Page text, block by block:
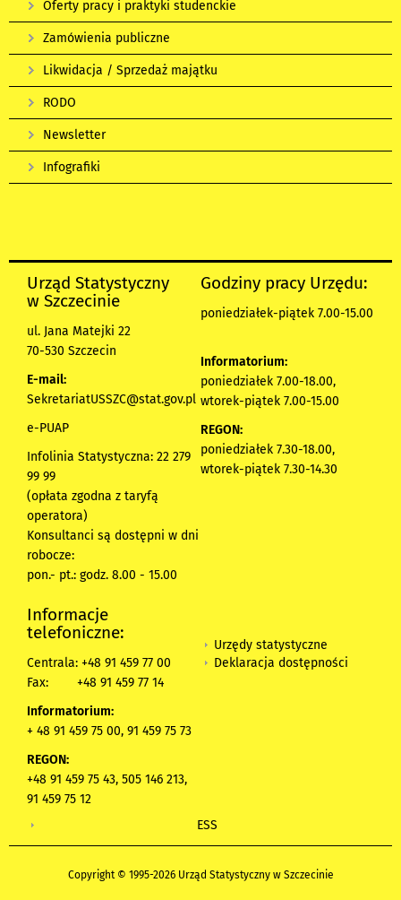
Oferty pracy i praktyki studenckie
Zamówienia publiczne
Likwidacja / Sprzedaż majątku
RODO
Newsletter
Infografiki
Urząd Statystyczny
w Szczecinie
ul. Jana Matejki 22
70-530 Szczecin
E-mail:
SekretariatUSSZC@stat.gov.pl
e-PUAP
Infolinia Statystyczna: 22 279
99 99
(opłata zgodna z taryfą
operatora)
Konsultanci są dostępni w dni
robocze:
pon.- pt.: godz. 8.00 - 15.00
Godziny pracy Urzędu:
poniedziałek-piątek 7.00-15.00
Informatorium:
poniedziałek 7.00-18.00,
wtorek-piątek 7.00-15.00
REGON:
poniedziałek 7.30-18.00,
wtorek-piątek 7.30-14.30
Informacje
telefoniczne:
Centrala: +48 91 459 77 00
Fax:
+48 91 459 77 14
Informatorium:
+ 48 91 459 75 00, 91 459 75 73
REGON:
+48 91 459 75 43, 505 146 213,
91 459 75 12
Urzędy statystyczne
Deklaracja dostępności
ESS
Copyright © 1995-2026 Urząd Statystyczny w Szczecinie